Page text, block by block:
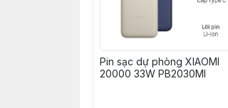
Pin sạc dự phòng XIAOMI
20000 33W PB2030MI